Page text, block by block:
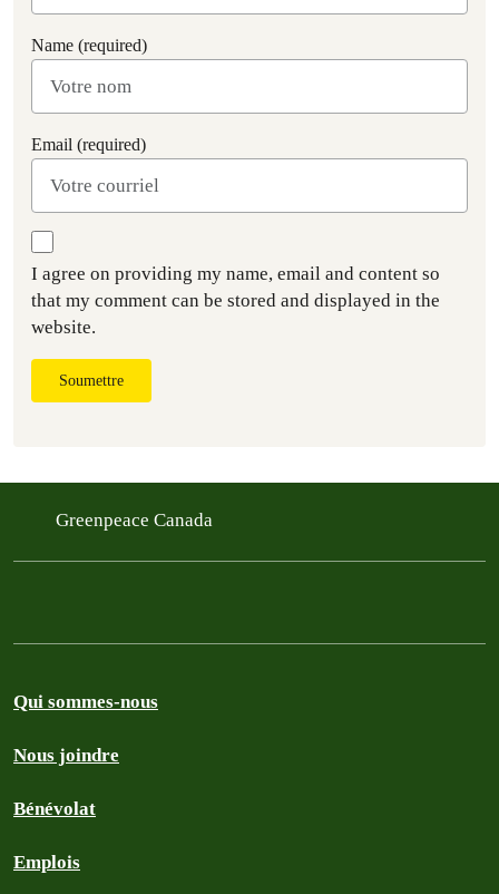
Name (required)
Email (required)
I agree on providing my name, email and content so
that my comment can be stored and displayed in the
website.
Soumettre
Greenpeace Canada
Qui sommes-nous
Nous joindre
Bénévolat
Emplois